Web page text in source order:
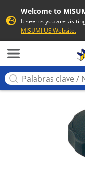
Welcome to
It seems you are
MISUMI US Website.